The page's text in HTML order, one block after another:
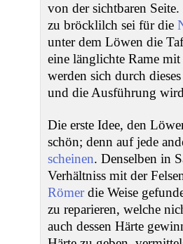
von der sichtbaren
zu bröcklilch sei für die
unter dem Löwen die
eine länglichte Rame
werden sich durch
und die Ausführung
Die erste Idee, den
schön; denn auf jede
scheinen. Denselben in
Verhältniss mit der
Römerdie Weise
zu reparieren, welche
auch dessen Härte